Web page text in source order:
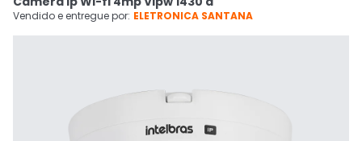
Cupons
Vendido e entregue por: ELETRONICA SANTANA